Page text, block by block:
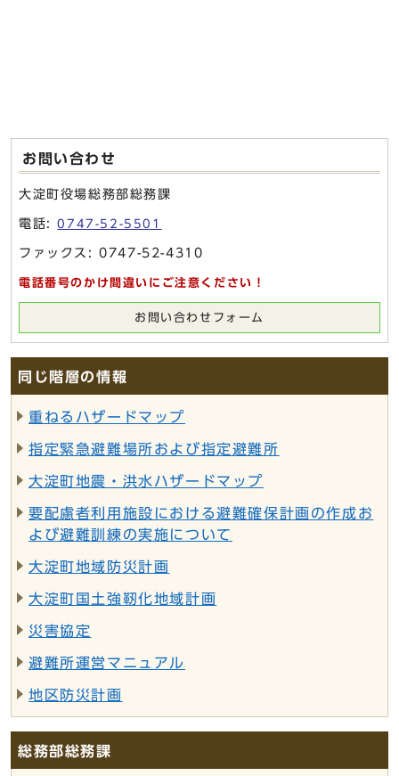
お問い合わせ
大淀町役場総務部総務課
電話:0747-52-5501
ファックス: 0747-52-4310
電話番号のかけ間違いにご注意ください！
お問い合わせフォーム
同じ階層の情報
重ねるハザードマップ
指定緊急避難場所および指定避難所
大淀町地震・洪水ハザードマップ
要配慮者利用施設における避難確保計画の作成お
よび避難訓練の実施について
大淀町地域防災計画
大淀町国土強靭化地域計画
災害協定
避難所運営マニュアル
地区防災計画
総務部総務課